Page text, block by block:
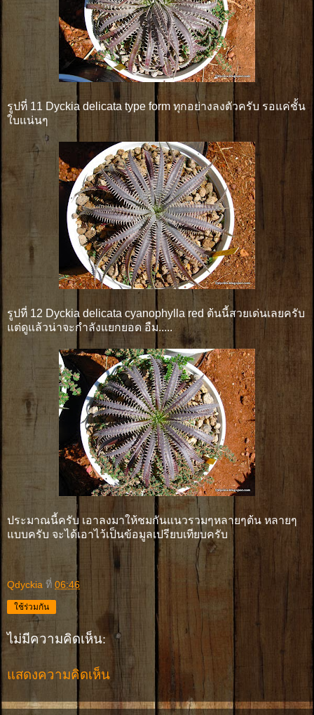
รูปที่ 11 Dyckia delicata type form ทุกอย่างลงตัวครับ รอแค่ชั้น
ใบแน่นๆ
รูปที่ 12 Dyckia delicata cyanophylla red ต้นนี้สวยเด่นเลยครับ
แต่ดูแล้วน่าจะกำลังแยกยอด อืม.....
ประมาณนี้ครับ เอาลงมาให้ชมกันแนวรวมๆหลายๆต้น หลายๆ
แบบครับ จะได้เอาไว้เป็นข้อมูลเปรียบเทียบครับ
Qdyckia ที่ 06:46
ใช้ร่วมกัน
ไม่มีความคิดเห็น:
แสดงความคิดเห็น